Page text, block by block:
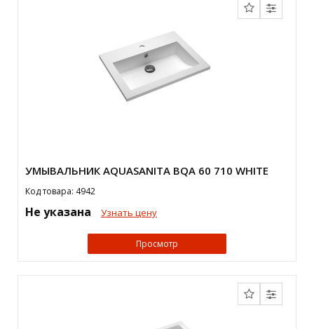
УМЫВАЛЬНИК AQUASANITA BQA 60 710 WHITE
Код товара: 4942
Не указана Узнать цену
Просмотр